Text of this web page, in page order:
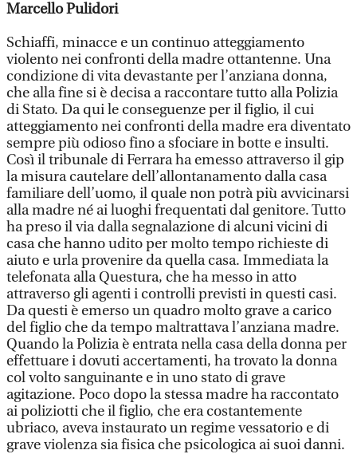
Marcello Pulidori
Schiaffi, minacce e un continuo atteggiamento
violento nei confronti della madre ottantenne. Una
condizione di vita devastante per l’anziana donna,
che alla fine si è decisa a raccontare tutto alla Polizia
di Stato. Da qui le conseguenze per il figlio, il cui
atteggiamento nei confronti della madre era diventato
sempre più odioso fino a sfociare in botte e insulti.
Così il tribunale di Ferrara ha emesso attraverso il gip
la misura cautelare dell’allontanamento dalla casa
familiare dell’uomo, il quale non potrà più avvicinarsi
alla madre né ai luoghi frequentati dal genitore. Tutto
ha preso il via dalla segnalazione di alcuni vicini di
casa che hanno udito per molto tempo richieste di
aiuto e urla provenire da quella casa. Immediata la
telefonata alla Questura, che ha messo in atto
attraverso gli agenti i controlli previsti in questi casi.
Da questi è emerso un quadro molto grave a carico
del figlio che da tempo maltrattava l’anziana madre.
Quando la Polizia è entrata nella casa della donna per
effettuare i dovuti accertamenti, ha trovato la donna
col volto sanguinante e in uno stato di grave
agitazione. Poco dopo la stessa madre ha raccontato
ai poliziotti che il figlio, che era costantemente
ubriaco, aveva instaurato un regime vessatorio e di
grave violenza sia fisica che psicologica ai suoi danni.